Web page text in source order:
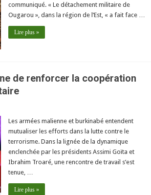
communiqué. « Le détachement militaire de
Ougarou », dans la région de l’Est, « a fait face …
Lire plus »
de renforcer la coopération
Les armées malienne et burkinabé entendent
mutualiser les efforts dans la lutte contre le
terrorisme. Dans la lignée de la dynamique
enclenchée par les présidents Assimi Goïta et
Ibrahim Troaré, une rencontre de travail s’est
tenue, …
Lire plus »